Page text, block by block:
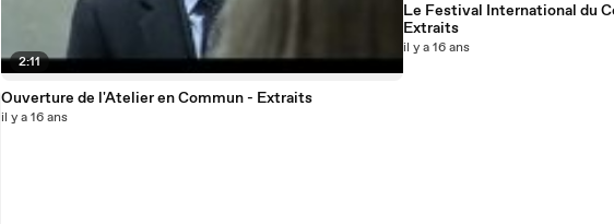
2:11
Ouverture de l'Atelier en Commun - Extraits
il y a 16 ans
Le Festival International du
Extraits
il y a 16 ans